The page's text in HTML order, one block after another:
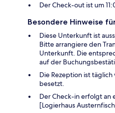
Der Check-out ist um
Besondere Hinweise
Diese Unterkunft ist
Bitte arrangiere den
Unterkunft. Die
auf der
Die Rezeption ist
besetzt.
Der Check-in erfolgt an
[Logierhaus